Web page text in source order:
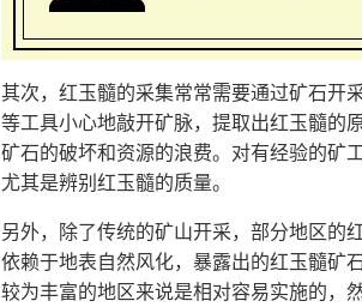
其次，红玉髓的采集常常需要通过矿石开
等工具小心地敲开矿脉，提取出红玉髓的
矿石的破坏和资源的浪费。对有经验的矿
尤其是辨别红玉髓的质量。
另外，除了传统的矿山开采，部分地区的
依赖于地表自然风化，暴露出的红玉髓矿
较为丰富的地区来说是相对容易实施的，